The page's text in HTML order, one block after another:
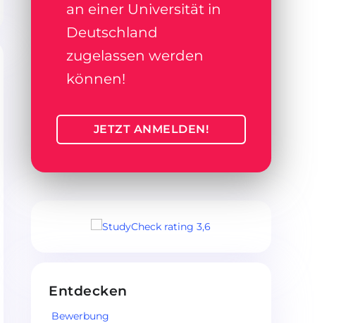
an einer Universität in
Deutschland
zugelassen werden
können!
JETZT ANMELDEN!
Entdecken
Bewerbung